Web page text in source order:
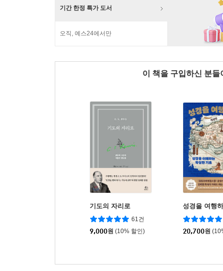
기간 한정 특가 도서
오직, 예스24에서만
이 책을 구입하신 분
기도의 자리로
61건
9,000원 (10% 할인)
성경을 여행
20,700원